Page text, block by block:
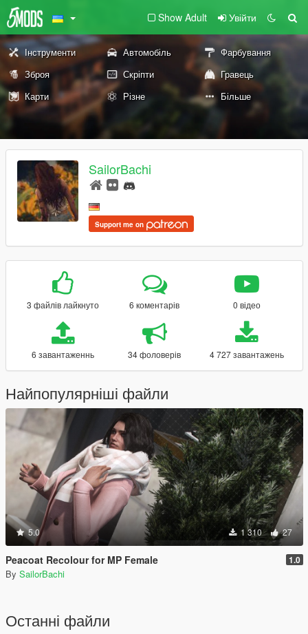
Show Adult Увійти
Інструменти Автомобіль
Фарбування
Зброя
Скріпти
Гравець
Карти
Різне Більше
SailorBachi
Support me on
3 файлів лайкнуто 6 коментарів 0 відео
6 завантаженнь 34 фоловерів 4 727 завантажень
Найпопулярніші файли
5.0 1 310 27
Peacoat Recolour for MP Female 1.0
By SailorBachi
Останні файли